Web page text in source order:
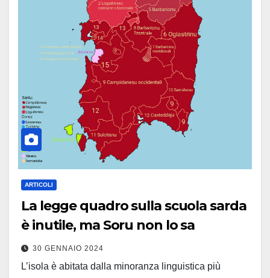
ARTICOLI
La legge quadro sulla scuola sarda
è inutile, ma Soru non lo sa
30 GENNAIO 2024
L’isola è abitata dalla minoranza linguistica più